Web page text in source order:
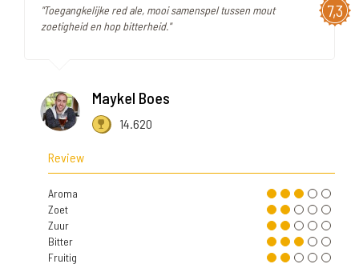
7,3
"Toegangkelijke red ale, mooi samenspel tussen mout
zoetigheid en hop bitterheid."
Maykel Boes
14.620
Review
Aroma
Zoet
Zuur
Bitter
Fruitig